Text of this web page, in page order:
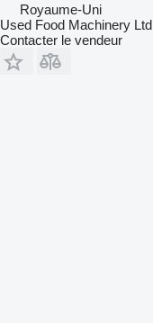
Royaume-Uni
Used Food Machinery Ltd
Contacter le vendeur